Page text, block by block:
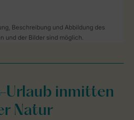
Beschreibung und Abbildung des
und der Bilder sind möglich.
Urlaub inmitten
Natur